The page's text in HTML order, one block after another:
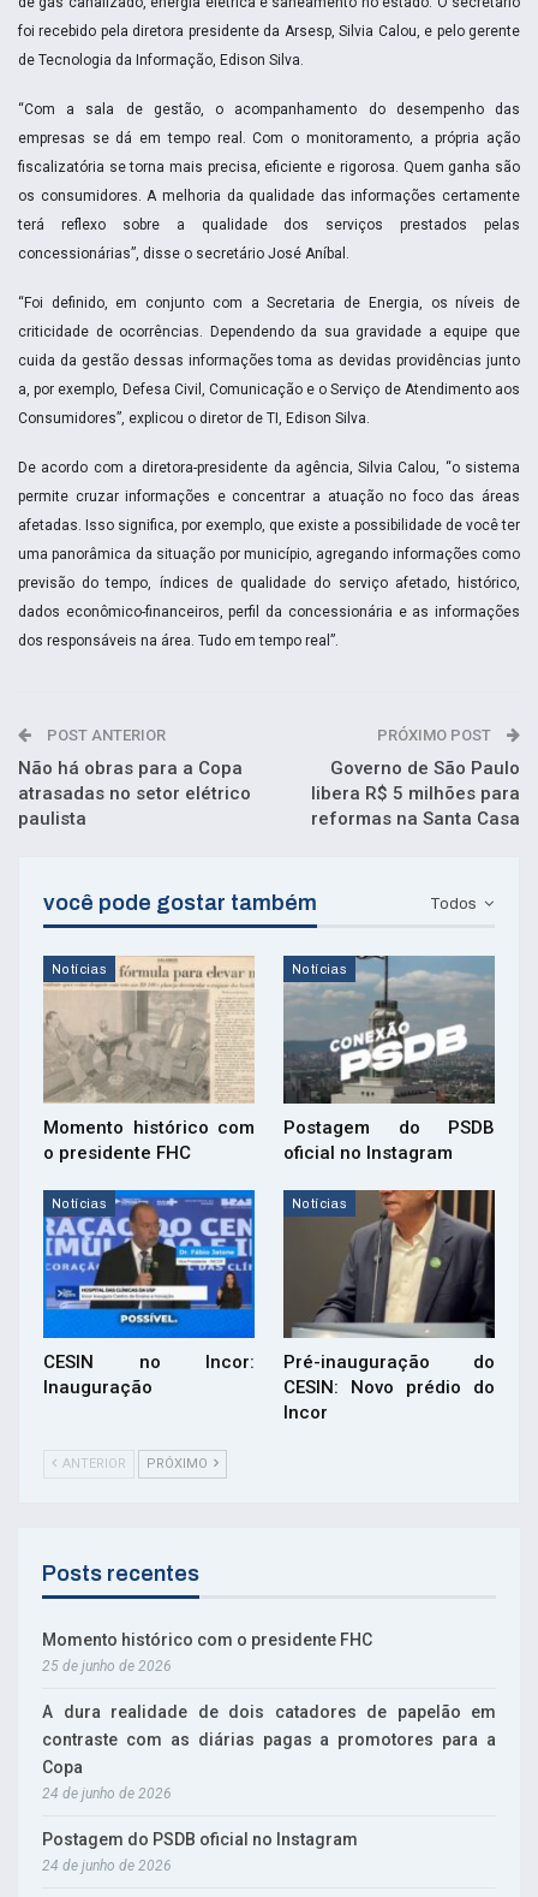
foi recebido pela diretora presidente da Arsesp, Silvia Calou, e pelo gerente
de Tecnologia da Informação, Edison Silva.
“Com a sala de gestão, o acompanhamento do desempenho das
empresas se dá em tempo real. Com o monitoramento, a própria ação
fiscalizatória se torna mais precisa, eficiente e rigorosa. Quem ganha são
os consumidores. A melhoria da qualidade das informações certamente
terá reflexo sobre a qualidade dos serviços prestados pelas
concessionárias”, disse o secretário José Aníbal.
“Foi definido, em conjunto com a Secretaria de Energia, os níveis de
criticidade de ocorrências. Dependendo da sua gravidade a equipe que
cuida da gestão dessas informações toma as devidas providências junto
a, por exemplo, Defesa Civil, Comunicação e o Serviço de Atendimento aos
Consumidores”, explicou o diretor de TI, Edison Silva.
De acordo com a diretora-presidente da agência, Silvia Calou, “o sistema
permite cruzar informações e concentrar a atuação no foco das áreas
afetadas. Isso significa, por exemplo, que existe a possibilidade de você ter
uma panorâmica da situação por município, agregando informações como
previsão do tempo, índices de qualidade do serviço afetado, histórico,
dados econômico-financeiros, perfil da concessionária e as informações
dos responsáveis na área. Tudo em tempo real”.
POST ANTERIOR
Não há obras para a Copa
atrasadas no setor elétrico
paulista
PRÓXIMO POST
Governo de São Paulo
libera R$ 5 milhões para
reformas na Santa Casa
Todos
você pode gostar também
Notícias
Momento histórico com
o presidente FHC
Notícias
Postagem do PSDB
oficial no Instagram
Notícias
CESIN no Incor:
Inauguração
Notícias
Pré-inauguração do
CESIN: Novo prédio do
Incor
ANTERIOR PRÓXIMO
Posts recentes
Momento histórico com o presidente FHC
25 de junho de 2026
A dura realidade de dois catadores de papelão em
contraste com as diárias pagas a promotores para a
Copa
24 de junho de 2026
Postagem do PSDB oficial no Instagram
24 de junho de 2026